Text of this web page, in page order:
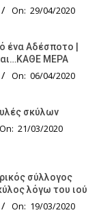
On: 29/04/2020
ένα Αδέσποτο |
ΜΕΡΑ
On: 06/04/2020
σκύλων
On: 21/03/2020
σύλλογος
λόγω του ιού
On: 19/03/2020